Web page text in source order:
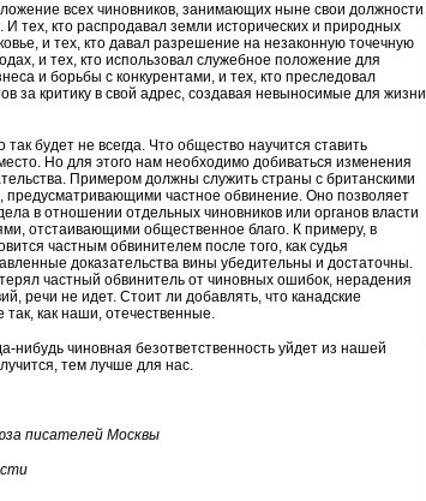
всех чиновников, занимающих ныне свои должности
тех, кто распродавал земли исторических и природных
и тех, кто давал разрешение на незаконную точечную
и тех, кто использовал служебное положение для
и борьбы с конкурентами, и тех, кто преследовал
за критику в свой адрес, создавая невыносимые для жизни
так будет не всегда. Что общество научится ставить
Но для этого нам необходимо добиваться изменения
Примером должны служить страны с британскими
частное обвинение. Оно позволяет
в отношении отдельных чиновников или органов власти
отстаивающими общественное благо. К примеру, в
частным обвинителем после того, как судья
доказательства вины убедительны и достаточны.
частный обвинитель от чиновных ошибок, нерадения
речи не идет. Стоит ли добавлять, что канадские
так, как наши, отечественные.
нибудь чиновная безответственность уйдет из нашей
тем лучше для нас.
писателей Москвы